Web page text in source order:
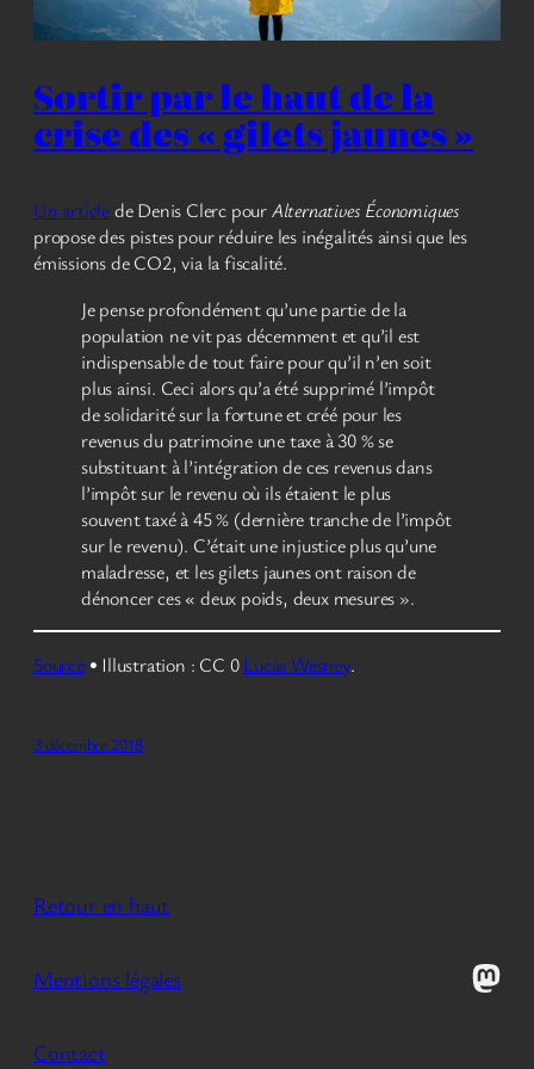
Sortir par le haut de la
crise des « gilets jaunes »
Un articlede Denis Clerc pourAlternatives Économiques
propose des pistes pour réduire les inégalités ainsi que les
émissions de CO2, via la fiscalité.
Je pense profondément qu’une partie de la
population ne vit pas décemment et qu’il est
indispensable de tout faire pour qu’il n’en soit
plus ainsi. Ceci alors qu’a été supprimé l’impôt
de solidarité sur la fortune et créé pour les
revenus du patrimoine une taxe à 30 % se
substituant à l’intégration de ces revenus dans
l’impôt sur le revenu où ils étaient le plus
souvent taxé à 45 % (dernière tranche de l’impôt
sur le revenu). C’était une injustice plus qu’une
maladresse, et les gilets jaunes ont raison de
dénoncer ces « deux poids, deux mesures ».
Source• Illustration : CC 0Lucas Wesney.
3 décembre 2018
Retour en haut
Mentions légales
Contact